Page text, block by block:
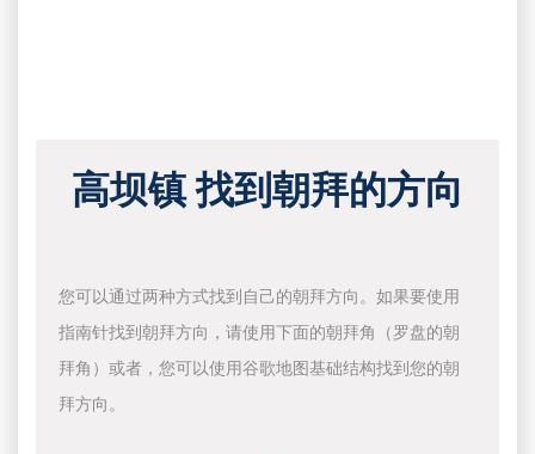
高坝镇 找到朝拜的方向
您可以通过两种方式找到自己的朝拜方向。如果要使用
指南针找到朝拜方向，请使用下面的朝拜角（罗盘的朝
拜角）或者，您可以使用谷歌地图基础结构找到您的朝
拜方向。